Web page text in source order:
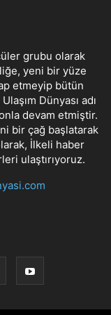
grubu olarak
yeni bir yüze
etmeyip bütün
Dünyası adı
devam etmiştir.
bir çağ başlatarak
İlkeli haber
ulaştırıyoruz.